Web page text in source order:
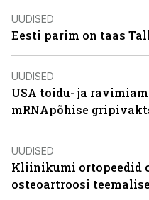
UUDISED
Eesti parim on taas
UUDISED
USA toidu- ja
mRNApõhise
UUDISED
Kliinikumi ortopeedid
osteoartroosi